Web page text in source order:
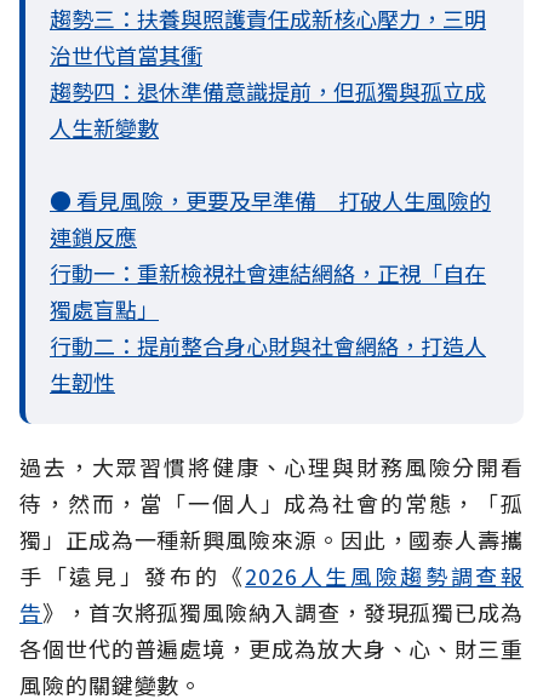
趨勢三：扶養與照護責任成新核心壓力，三明
治世代首當其衝
趨勢四：退休準備意識提前，但孤獨與孤立成
人生新變數
● 看見風險，更要及早準備 打破人生風險的
連鎖反應
行動一：重新檢視社會連結網絡，正視「自在
獨處盲點」
行動二：提前整合身心財與社會網絡，打造人
生韌性
過去，大眾習慣將健康、心理與財務風險分開看
待，然而，當「一個人」成為社會的常態，「孤
獨」正成為一種新興風險來源。因此，國泰人壽攜
手「遠見」發布的《2026人生風險趨勢調查報
告》，首次將孤獨風險納入調查，發現孤獨已成為
各個世代的普遍處境，更成為放大身、心、財三重
風險的關鍵變數。